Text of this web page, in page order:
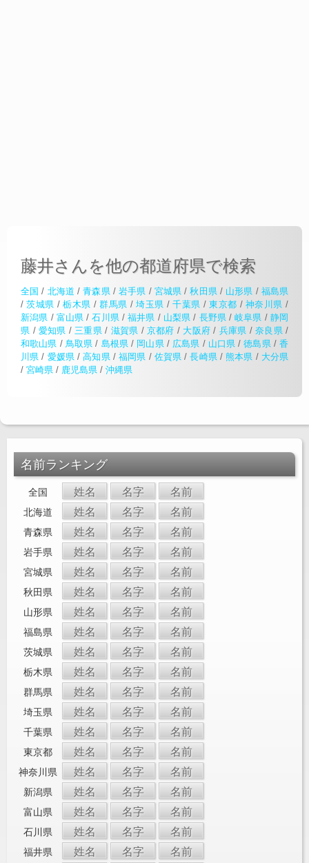
藤井さんを他の都道府県で検索
全国 / 北海道 /青森県/ 岩手県 / 宮城県 /秋田県/ 山形県 / 福島県
/茨城県 /栃木県 /群馬県 /埼玉県 /千葉県 /東京都 /神奈川県 /
新潟県 / 富山県 /石川県/福井県 / 山梨県 / 長野県/岐阜県 / 静岡
県 / 愛知県 /三重県 / 滋賀県 / 京都府 / 大阪府 / 兵庫県 / 奈良県/
和歌山県 / 鳥取県 / 島根県/ 岡山県/ 広島県 / 山口県 /徳島県/香
川県 / 愛媛県/高知県/ 福岡県 / 佐賀県 /長崎県/熊本県 / 大分県
/ 宮崎県 / 鹿児島県 / 沖縄県
名前ランキング
全国 姓名 名字 名前
北海道 姓名 名字 名前
青森県 姓名 名字 名前
岩手県 姓名 名字 名前
宮城県 姓名 名字 名前
秋田県 姓名 名字 名前
山形県 姓名 名字 名前
福島県 姓名 名字 名前
茨城県 姓名 名字 名前
栃木県 姓名 名字 名前
群馬県 姓名 名字 名前
埼玉県 姓名 名字 名前
千葉県 姓名 名字 名前
東京都 姓名 名字 名前
神奈川県 姓名 名字 名前
新潟県 姓名 名字 名前
富山県 姓名 名字 名前
石川県 姓名 名字 名前
福井県 姓名 名字 名前